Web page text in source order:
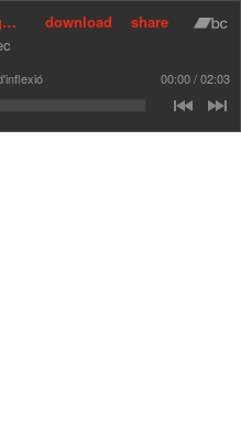
Amb tantes preguntes al cap download
share
00:00 02:03